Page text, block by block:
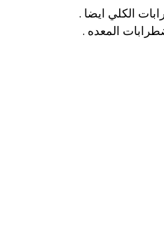
الكلي ايضا .
المعده .